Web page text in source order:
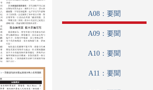
A08：要聞
A09：要聞
A10：要聞
A11：要聞